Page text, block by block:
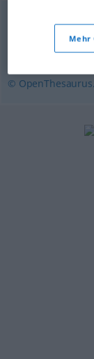
(das) Stehlen,
©
Mehr